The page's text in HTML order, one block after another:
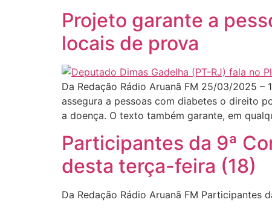
Projeto garante a
locais de prova
Da Redação Rádio Aruanã FM 25/03/2025
assegura a pessoas com diabetes o direito
a doença. O texto também garante, em
Participantes da 9ª
desta terça-feira (18)
Da Redação Rádio Aruanã FM